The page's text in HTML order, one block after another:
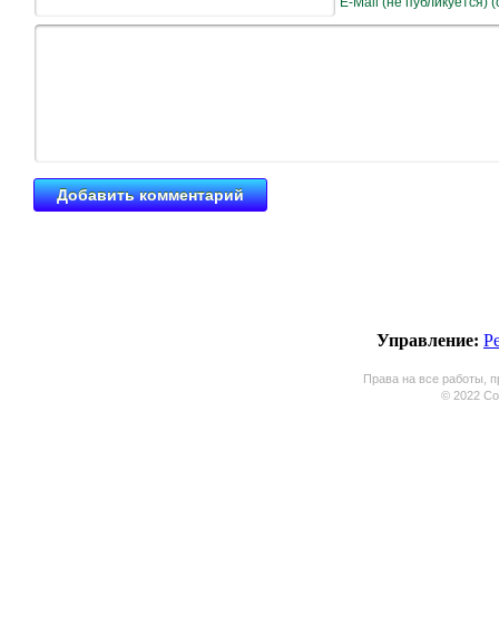
Управление:
Права на все работы,
© 2022